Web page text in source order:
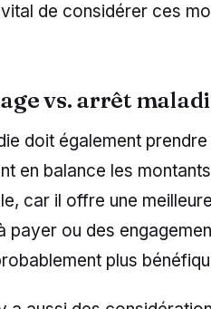
de considérer ces
vs. arrêt
doit également
en balance les
car il offre une
ou des
plus